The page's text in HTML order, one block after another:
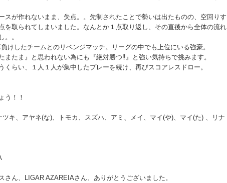
スが作れないまま、失点。。先制されたことで勢いは出たものの、空回りす
を取られてしまいました。なんとか１点取り返し、その直後から全体の流れ
。。
けしたチームとのリベンジマッチ。リーグの中でも上位にいる強豪。
またま』と思われない為にも『絶対勝つ‼️』と強い気持ちで挑みます。
くらい、１人１人が集中したプレーを続け、再びスコアレスドロー。
う！！
キ、アヤネ(な)、トモカ、スズハ、アミ、メイ、マイ(や)、マイ(た) 、リナ
さん、LIGAR AZAREIAさん、ありがとうございました。